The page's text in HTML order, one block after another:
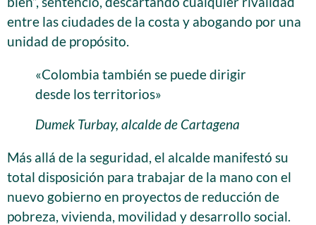
entre las ciudades de la costa y abogando por una
unidad de propósito.
«Colombia también se puede dirigir
desde los territorios»
Dumek Turbay, alcalde de Cartagena
Más allá de la seguridad, el alcalde manifestó su
total disposición para trabajar de la mano con el
nuevo gobierno en proyectos de reducción de
pobreza, vivienda, movilidad y desarrollo social.